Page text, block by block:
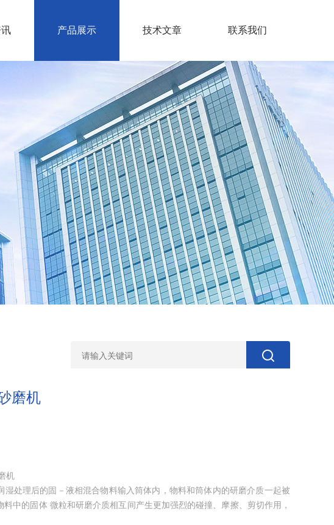
产品展示 技术文章 联系我们
磨机
机
湿处理后的固－液相混合物料输入筒体内，物料和筒体内的研磨介质一起被
中的固体 微粒和研磨介质相互间产生更加强烈的碰撞、摩擦、剪切作用，